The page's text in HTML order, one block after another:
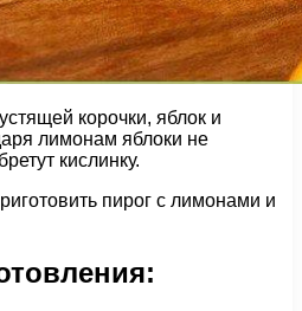
корочки, яблок и
лимонам яблоки не
кислинку.
пирог с лимонами и